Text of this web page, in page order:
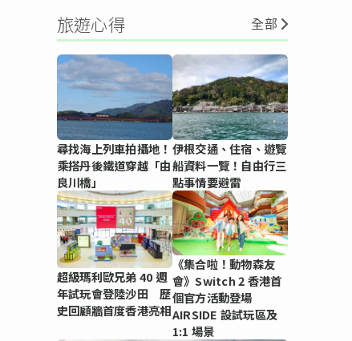
旅遊心得 全部
尋找海上列車拍攝地！
乘搭丹後鐵道穿越「由
良川橋」
伊根交通、住宿、遊覽
船資料一覽！自由行三
點事情要避雷
超級瑪利歐兄弟 40 週
年試玩會登陸沙田 歷
史回顧牆首度香港亮相
《集合啦！動物森友
會》Switch 2 香港首
個官方活動登場
AIRSIDE 設試玩區及
1:1 場景